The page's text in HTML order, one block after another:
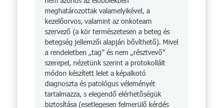
meghatározottak valamelyikével, a
kezelőorvos, valamint az onkoteam
szervező (a kör természetesen a beteg és
betegség jellemzői alapján bővíthető). Mivel
a rendeletben „tag” és nem „résztvevő”
szerepel, nézetünk szerint a protokollált
módon készített lelet a képalkotó
diagnoszta és patológus véleményét
tartalmazza, s elegendő elérhetőségük
biztosítása (esetlegesen felmerülő kérdés